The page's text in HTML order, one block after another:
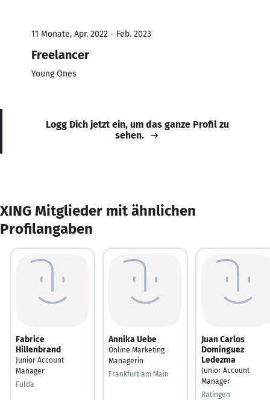
11 Monate, Apr. 2022 - Feb. 2023
Freelancer
Young Ones
Logg Dich jetzt ein, um das ganze Profil zu
sehen.
XING Mitglieder mit ähnlichen
Profilangaben
Fabrice
Hillenbrand
Junior Account
Manager
Fulda
Annika Uebe
Online Marketing
Managerin
Frankfurt am Main
Juan Carlos
Dominguez
Ledezma
Junior Account
Manager
Ratingen